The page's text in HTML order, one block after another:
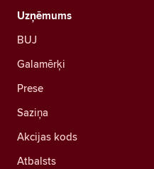
Uzņēmums
BUJ
Galamērķi
Prese
Saziņa
Akcijas kods
Atbalsts